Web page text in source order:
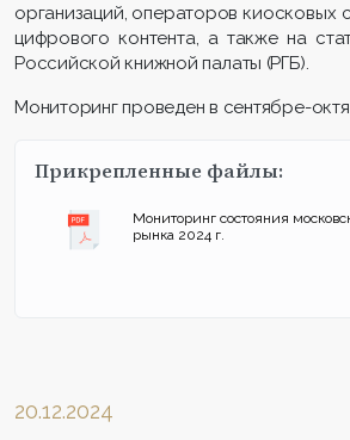
организаций, операторов киосковых
цифрового контента, а также на
Российской книжной палаты (РГБ).
Мониторинг проведен в сентябре-
Прикрепленные файлы:
Мониторинг состояния
рынка 2024 г.
20.12.2024